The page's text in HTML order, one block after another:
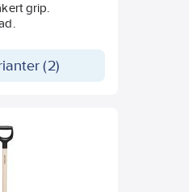
grip.
(2)